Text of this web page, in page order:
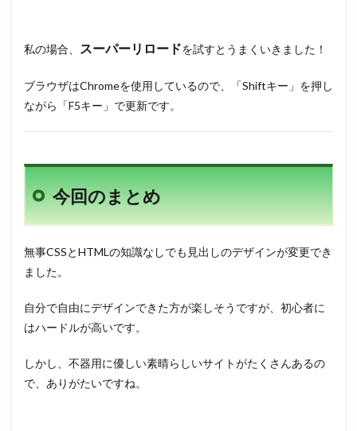
私の場合、 スーパーリロードを試すとうまくいきました！
ブラウザはChromeを使用しているので、「Shiftキー」を押し
ながら「F5キー」で更新です。
今回のまとめ
無事CSSとHTMLの知識なしでも見出しのデザインが変更でき
ました。
自分で自由にデザインできた方が楽しそうですが、初心者に
はハードルが高いです。
しかし、不器用に優しい素晴らしいサイトがたくさんあるの
で、ありがたいですね。